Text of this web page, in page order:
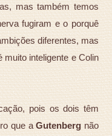
mas também temos
fugiram e o porquê
diferentes, mas
inteligente e Colin
pois os dois têm
que aGutenberg não